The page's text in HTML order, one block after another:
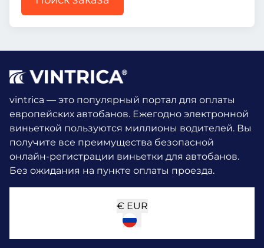
vintrica — это популярный портал для оплаты
европейских автобанов. Ежегодно электронной
виньеткой пользуются миллионы водителей. Вы
получите все преимущества безопасной
онлайн-регистрации виньетки для автобанов.
Без ожидания на пункте оплаты проезда.
€ EUR